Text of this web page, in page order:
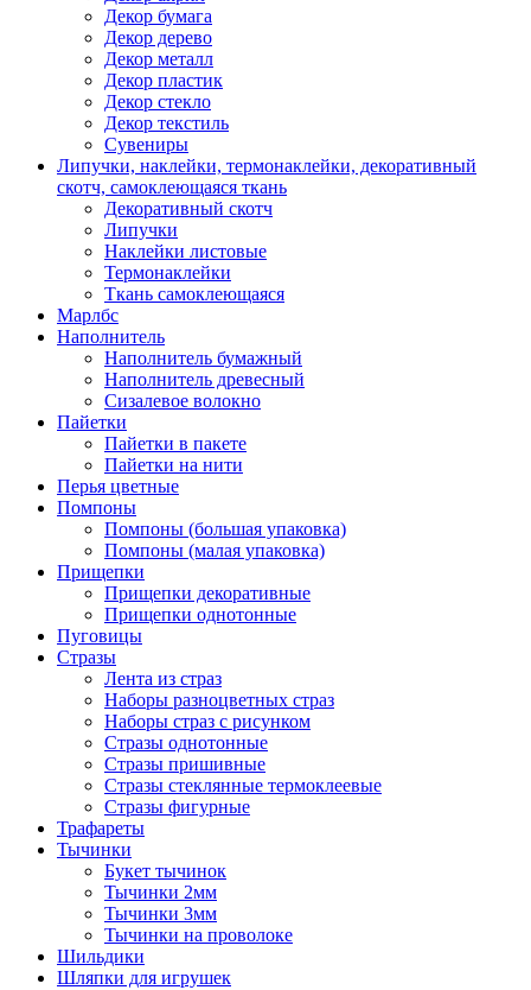
Декор бумага
Декор дерево
Декор металл
Декор пластик
Декор стекло
Декор текстиль
Сувениры
Липучки, наклейки, термонаклейки, декоративный
скотч, самоклеющаяся ткань
Декоративный скотч
Липучки
Наклейки листовые
Термонаклейки
Ткань самоклеющаяся
Марлбс
Наполнитель
Наполнитель бумажный
Наполнитель древесный
Сизалевое волокно
Пайетки
Пайетки в пакете
Пайетки на нити
Перья цветные
Помпоны
Помпоны (большая упаковка)
Помпоны (малая упаковка)
Прищепки
Прищепки декоративные
Прищепки однотонные
Пуговицы
Стразы
Лента из страз
Наборы разноцветных страз
Наборы страз с рисунком
Стразы однотонные
Стразы пришивные
Стразы стеклянные термоклеевые
Стразы фигурные
Трафареты
Тычинки
Букет тычинок
Тычинки 2мм
Тычинки 3мм
Тычинки на проволоке
Шильдики
Шляпки для игрушек